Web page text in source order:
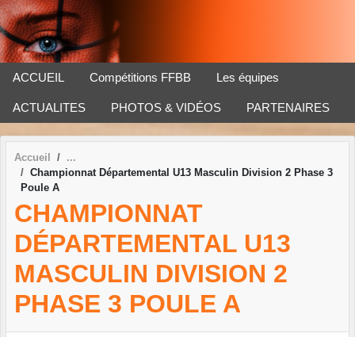
ACCUEIL Compétitions FFBB Les équipes
ACTUALITES PHOTOS & VIDÉOS PARTENAIRES
Accueil
Championnat Départemental U13 Masculin Division 2 Phase 3
Poule A
CHAMPIONNAT
DÉPARTEMENTAL U13
MASCULIN DIVISION 2
PHASE 3 POULE A
Panneau de gestion des cookies